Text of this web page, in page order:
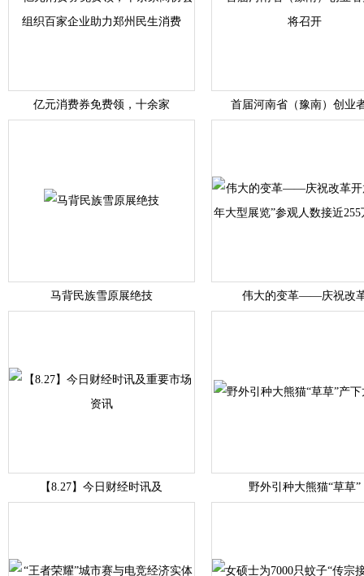
亿元消费券免费领，十余家 首届河南省（豫南）创业
马背民族雪原展绝技 伟大的变革——庆祝改
【8.27】今日财经时讯及 野外引种大熊猫“草草”